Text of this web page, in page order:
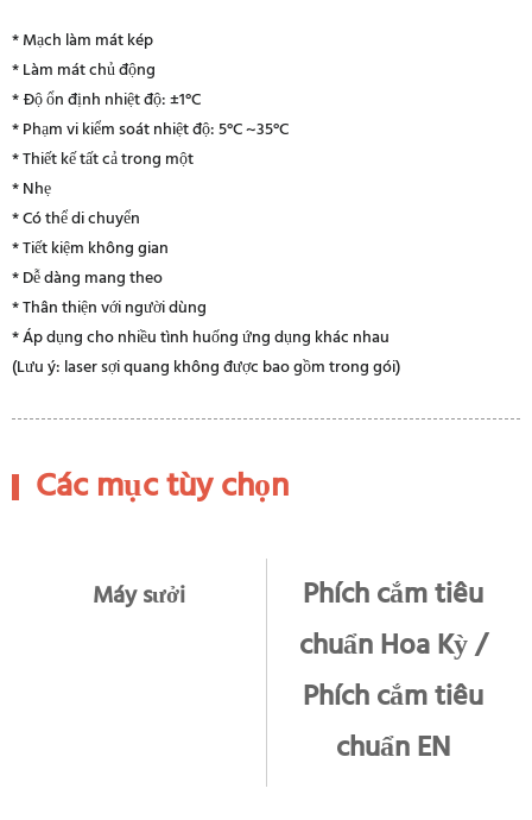
* Mạch làm mát kép
* Làm mát chủ động
* Độ ổn định nhiệt độ: ±1°C
* Phạm vi kiểm soát nhiệt độ: 5°C ~35°C
* Thiết kế tất cả trong một
* Nhẹ
* Có thể di chuyển
* Tiết kiệm không gian
* Dễ dàng mang theo
* Thân thiện với người dùng
* Áp dụng cho nhiều tình huống ứng dụng khác nhau
(Lưu ý: laser sợi quang không được bao gồm trong gói)
Các mục tùy chọn
Máy sưởi
Phích cắm tiêu
chuẩn Hoa Kỳ /
Phích cắm tiêu
chuẩn EN